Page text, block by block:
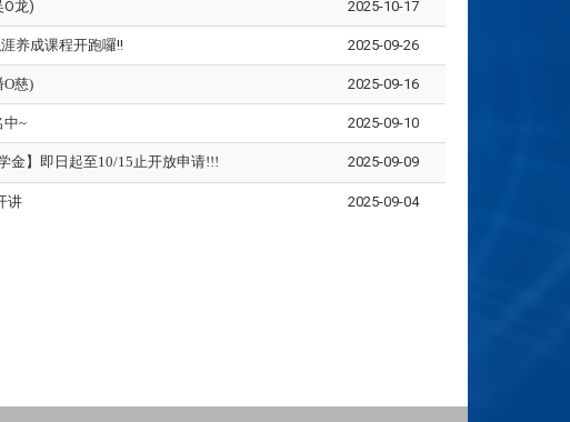
O龙) 2025-10-17
养成课程开跑囉!! 2025-09-26
O慈) 2025-09-16
中~ 2025-09-10
金】即日起至10/15止开放申请!!! 2025-09-09
讲 2025-09-04